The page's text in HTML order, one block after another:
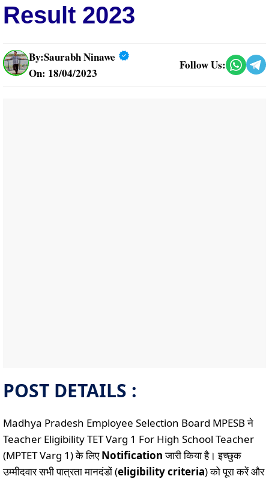
Result 2023
By:Saurabh Ninawe
On: 18/04/2023
Follow Us:
POST DETAILS :
Madhya Pradesh Employee Selection Board MPESB ने
Teacher Eligibility TET Varg 1 For High School Teacher
(MPTET Varg 1) के लिएNotificationजारी किया है। इच्छुक
उम्मीदवार सभी पात्रता मानदंडों (eligibility criteria) को पूरा करें और